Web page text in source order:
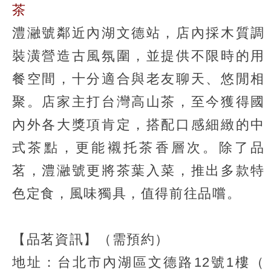
茶
澧瀜號鄰近內湖文德站，店內採木質調
裝潢營造古風氛圍，並提供不限時的用
餐空間，十分適合與老友聊天、悠閒相
聚。店家主打台灣高山茶，至今獲得國
內外各大獎項肯定，搭配口感細緻的中
式茶點，更能襯托茶香層次。除了品
茗，澧瀜號更將茶葉入菜，推出多款特
色定食，風味獨具，值得前往品嚐。
【品茗資訊】（需預約）
地址：台北市內湖區文德路12號1樓（